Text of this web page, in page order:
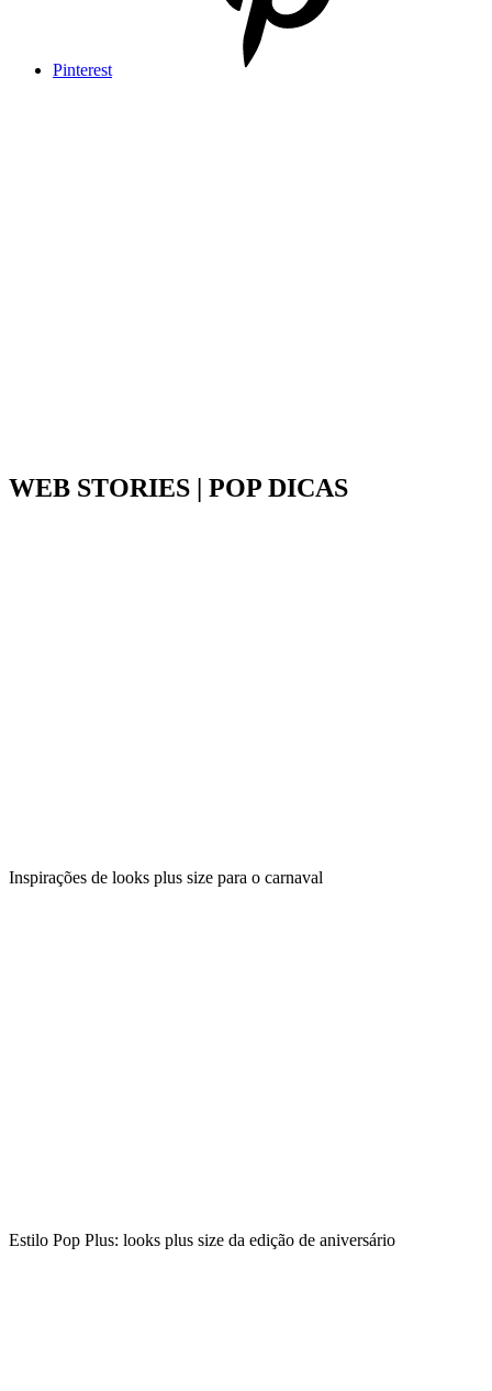
Pinterest
WEB STORIES | POP DICAS
Inspirações de looks plus size para o carnaval
Estilo Pop Plus: looks plus size da edição de aniversário